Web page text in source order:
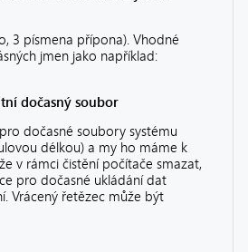
3 písmena přípona). Vhodné
jmen jako například:
dočasný soubor
dočasné soubory systému
délkou) a my ho máme k
v rámci čistění počítače smazat,
pro dočasné ukládání dat
Vrácený řetězec může být